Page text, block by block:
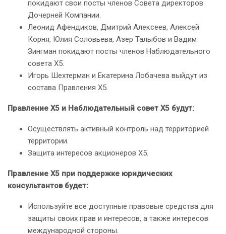
покидают свои посты членов Совета директоров
Дочерней Компании.
Леонид Афендиков, Дмитрий Алексеев, Алексей
Корня, Юлия Соловьева, Азер Талыбов и Вадим
Зингман покидают посты членов Наблюдательного
совета X5.
Игорь Шехтерман и Екатерина Лобачева выйдут из
состава Правления X5.
Правление X5 и Наблюдательный совет X5 будут:
Осуществлять активный контроль над территорией
территории.
Защита интересов акционеров X5.
Правление X5 при поддержке юридических
консультантов будет:
Используйте все доступные правовые средства для
защиты своих прав и интересов, а также интересов
международной стороны.